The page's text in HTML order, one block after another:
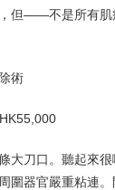
但——不是所有肌
術
大刀口。聽起來
圍器官嚴重粘連